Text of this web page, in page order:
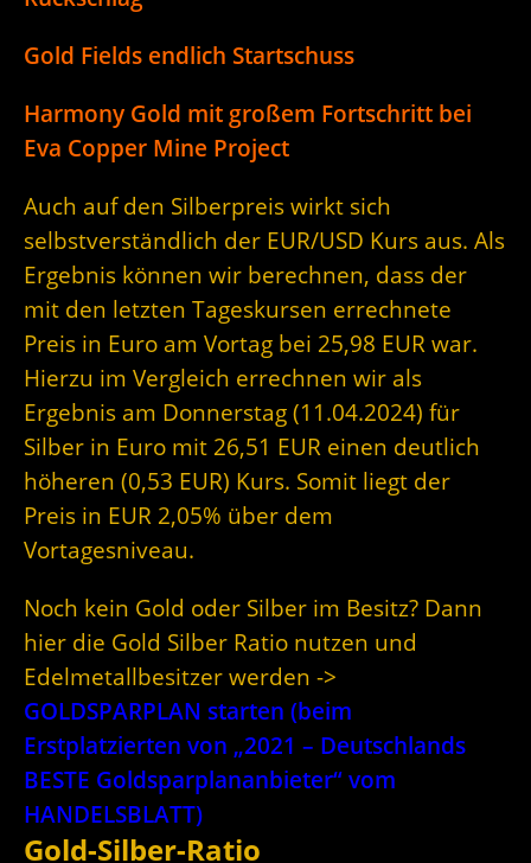
Gold Fields endlich Startschuss
Harmony Gold mit großem Fortschritt bei
Eva Copper Mine Project
Auch auf den Silberpreis wirkt sich
selbstverständlich der EUR/USD Kurs aus. Als
Ergebnis können wir berechnen, dass der
mit den letzten Tageskursen errechnete
Preis in Euro am Vortag bei 25,98 EUR war.
Hierzu im Vergleich errechnen wir als
Ergebnis am Donnerstag (11.04.2024) für
Silber in Euro mit 26,51 EUR einen deutlich
höheren (0,53 EUR) Kurs. Somit liegt der
Preis in EUR 2,05% über dem
Vortagesniveau.
Noch kein Gold oder Silber im Besitz? Dann
hier die Gold Silber Ratio nutzen und
Edelmetallbesitzer werden ->
GOLDSPARPLAN starten (beim
Erstplatzierten von „2021 – Deutschlands
BESTE Goldsparplananbieter“ vom
HANDELSBLATT)
Gold-Silber-Ratio